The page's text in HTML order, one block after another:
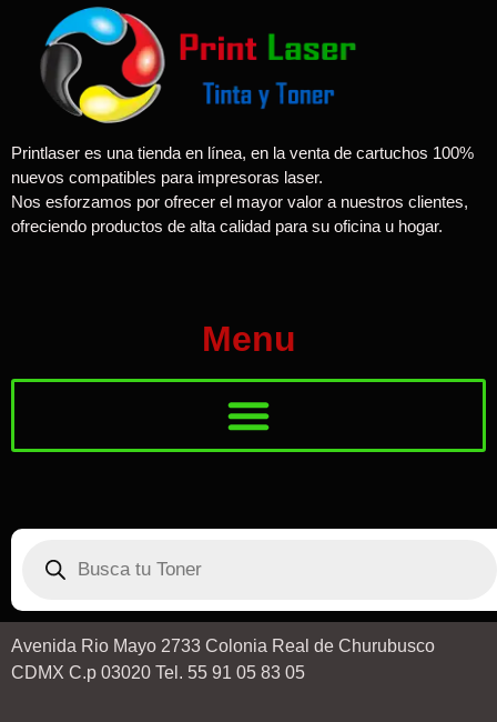
Printlaser es una tienda en línea, en la venta de cartuchos 100%
nuevos compatibles para impresoras laser.
Nos esforzamos por ofrecer el mayor valor a nuestros clientes,
ofreciendo productos de alta calidad para su oficina u hogar.
Menu
Avenida Rio Mayo 2733 Colonia Real de Churubusco
CDMX C.p 03020 Tel. 55 91 05 83 05